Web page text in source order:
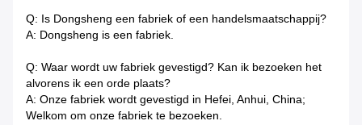
Q: Is Dongsheng een fabriek of een handelsmaatschappij?
A: Dongsheng is een fabriek.
Q: Waar wordt uw fabriek gevestigd? Kan ik bezoeken het
alvorens ik een orde plaats?
A: Onze fabriek wordt gevestigd in Hefei, Anhui, China;
Welkom om onze fabriek te bezoeken.